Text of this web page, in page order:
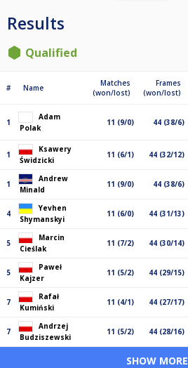
Results
Qualified
# Name
Matches
(won/lost)
Frames
(won/lost)
1
Adam
Polak
11 (9/0) 44 (38/6)
1
Ksawery
Świdzicki
11 (6/1) 44 (32/12)
1
Andrew
Minald
11 (9/0) 44 (38/6)
4
Yevhen
Shymanskyi
11 (6/0) 44 (31/13)
5
Marcin
Cieślak
11 (7/2) 44 (30/14)
5
Paweł
Kajzer
11 (5/2) 44 (29/15)
7
Rafał
Kumiński
11 (4/1) 44 (27/17)
7
Andrzej
Budziszewski
11 (5/2) 44 (28/16)
SHOW MORE